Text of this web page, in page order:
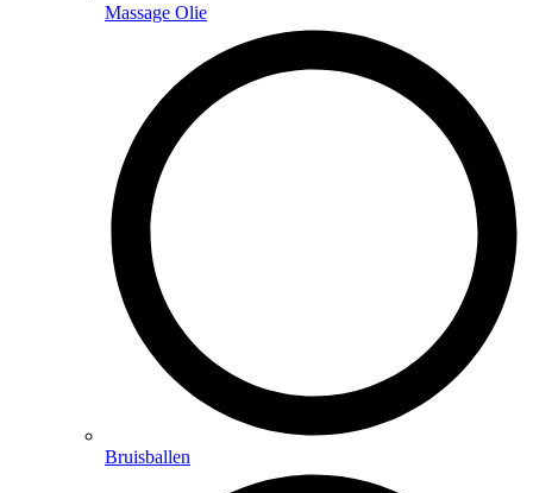
Massage Olie
Bruisballen